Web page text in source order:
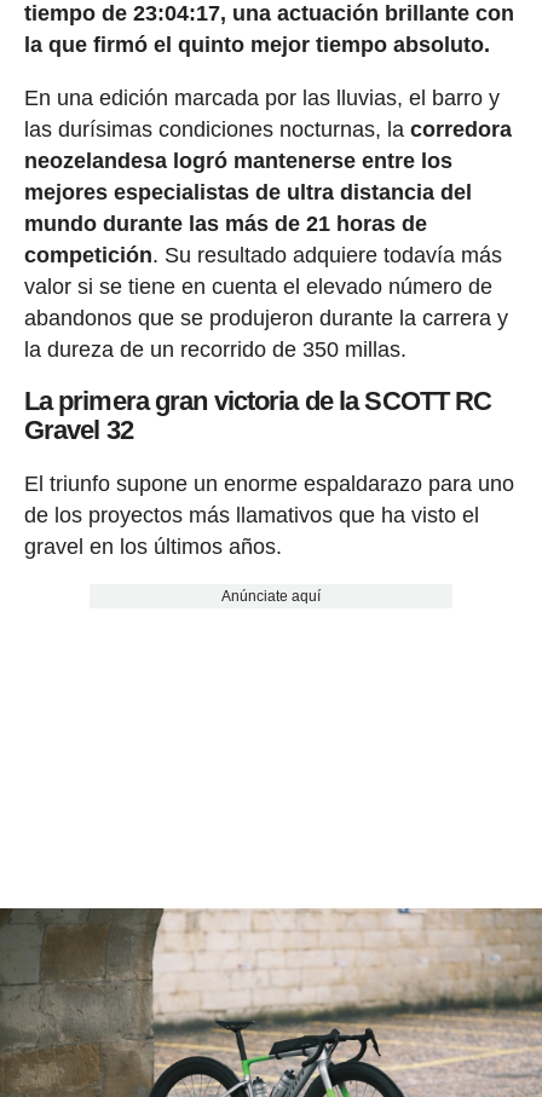
tiempo de 23:04:17, una actuación brillante con
la que firmó el quinto mejor tiempo absoluto.
En una edición marcada por las lluvias, el barro y
las durísimas condiciones nocturnas, lacorredora
neozelandesa logró mantenerse entre los
mejores especialistas de ultra distancia del
mundo durante las más de 21 horas de
competición. Su resultado adquiere todavía más
valor si se tiene en cuenta el elevado número de
abandonos que se produjeron durante la carrera y
la dureza de un recorrido de 350 millas.
La primera gran victoria de la SCOTT RC
Gravel 32
El triunfo supone un enorme espaldarazo para uno
de los proyectos más llamativos que ha visto el
gravel en los últimos años.
Anúnciate aquí